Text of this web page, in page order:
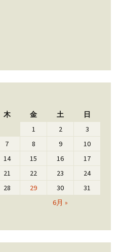
木 金 土 日
6月 »
1 2
3
7 8 9
10
14 15 16
17
21 22 23
24
28 29 30 31